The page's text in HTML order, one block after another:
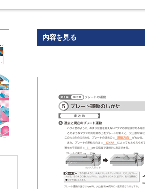
内容を見る